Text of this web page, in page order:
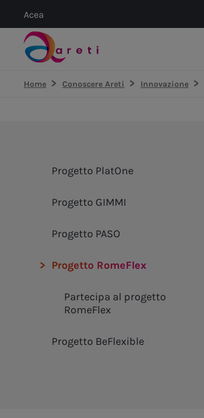
Acea
Home Conoscere Areti Innovazione
Progetto PlatOne
Progetto GIMMI
Progetto PASO
Progetto RomeFlex
Partecipa al progetto
RomeFlex
Progetto BeFlexible